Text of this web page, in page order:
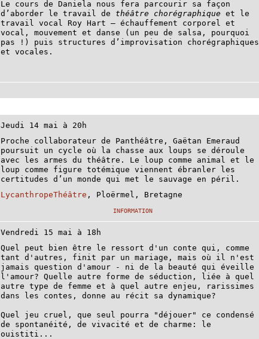
Le cours de Daniela nous fera parcourir sa façon
d’aborder le travail de théâtre chorégraphique et le
travail vocal Roy Hart – échauffement corporel et
vocal, mouvement et danse (un peu de salsa, pourquoi
pas !) puis structures d’improvisation chorégraphiques
et vocales.
Jeudi 14 mai à 20h
Proche collaborateur de Panthéâtre, Gaëtan Emeraud
poursuit un cycle où la chasse aux loups se déroule
avec les armes du théâtre. Le loup comme animal et le
loup comme figure totémique viennent ébranler les
certitudes d’un monde qui met le sauvage en péril.
LycanthropeThéâtre , Ploërmel, Bretagne
INFORMATION
Vendredi 15 mai à 18h
Quel peut bien être le ressort d'un conte qui, comme
tant d'autres, finit par un mariage, mais où il n'est
jamais question d'amour - ni de la beauté qui éveille
l'amour? Quelle autre forme de séduction, liée à quel
autre type de femme et à quel autre enjeu, rarissimes
dans les contes, donne au récit sa dynamique?
Quel jeu cruel, que seul pourra "déjouer" ce condensé
de spontanéité, de vivacité et de charme: le
ouistiti...